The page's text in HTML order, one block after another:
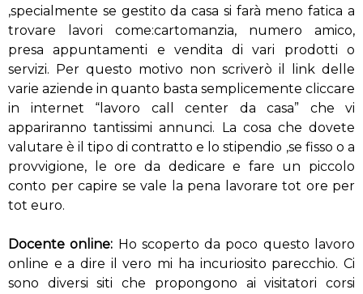
,specialmente se gestito da casa si farà meno fatica a
trovare lavori come:cartomanzia, numero amico,
presa appuntamenti e vendita di vari prodotti o
servizi. Per questo motivo non scriverò il link delle
varie aziende in quanto basta semplicemente cliccare
in internet “lavoro call center da casa” che vi
appariranno tantissimi annunci. La cosa che dovete
valutare è il tipo di contratto e lo stipendio ,se fisso o a
provvigione, le ore da dedicare e fare un piccolo
conto per capire se vale la pena lavorare tot ore per
tot euro.
Docente online: Ho scoperto da poco questo lavoro
online e a dire il vero mi ha incuriosito parecchio. Ci
sono diversi siti che propongono ai visitatori corsi